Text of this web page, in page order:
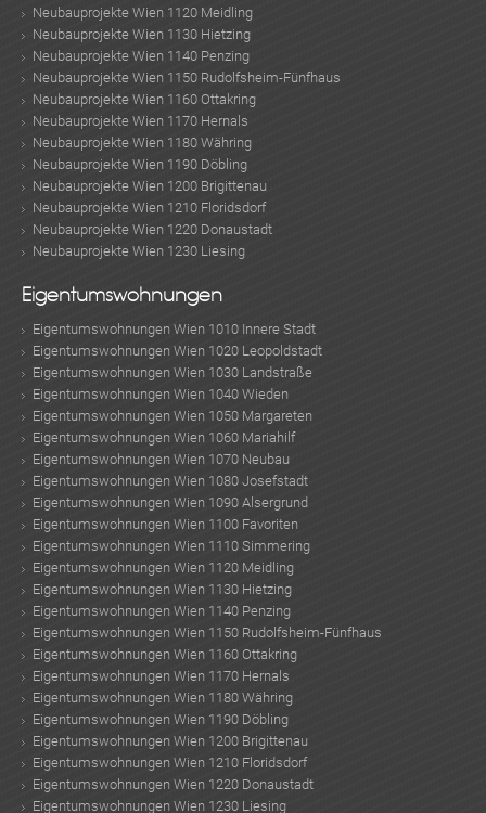
Neubauprojekte Wien 1120 Meidling
Neubauprojekte Wien 1130 Hietzing
Neubauprojekte Wien 1140 Penzing
Neubauprojekte Wien 1150 Rudolfsheim-Fünfhaus
Neubauprojekte Wien 1160 Ottakring
Neubauprojekte Wien 1170 Hernals
Neubauprojekte Wien 1180 Währing
Neubauprojekte Wien 1190 Döbling
Neubauprojekte Wien 1200 Brigittenau
Neubauprojekte Wien 1210 Floridsdorf
Neubauprojekte Wien 1220 Donaustadt
Neubauprojekte Wien 1230 Liesing
Eigentumswohnungen
Eigentumswohnungen Wien 1010 Innere Stadt
Eigentumswohnungen Wien 1020 Leopoldstadt
Eigentumswohnungen Wien 1030 Landstraße
Eigentumswohnungen Wien 1040 Wieden
Eigentumswohnungen Wien 1050 Margareten
Eigentumswohnungen Wien 1060 Mariahilf
Eigentumswohnungen Wien 1070 Neubau
Eigentumswohnungen Wien 1080 Josefstadt
Eigentumswohnungen Wien 1090 Alsergrund
Eigentumswohnungen Wien 1100 Favoriten
Eigentumswohnungen Wien 1110 Simmering
Eigentumswohnungen Wien 1120 Meidling
Eigentumswohnungen Wien 1130 Hietzing
Eigentumswohnungen Wien 1140 Penzing
Eigentumswohnungen Wien 1150 Rudolfsheim-Fünfhaus
Eigentumswohnungen Wien 1160 Ottakring
Eigentumswohnungen Wien 1170 Hernals
Eigentumswohnungen Wien 1180 Währing
Eigentumswohnungen Wien 1190 Döbling
Eigentumswohnungen Wien 1200 Brigittenau
Eigentumswohnungen Wien 1210 Floridsdorf
Eigentumswohnungen Wien 1220 Donaustadt
Eigentumswohnungen Wien 1230 Liesing